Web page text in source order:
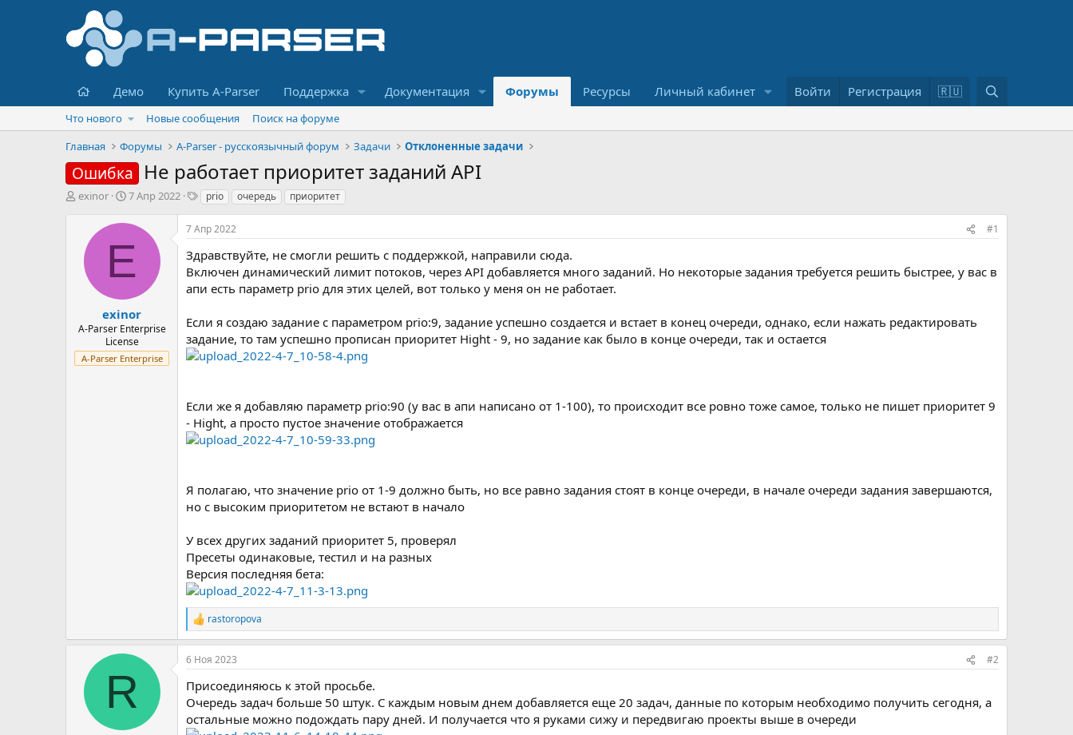
Главная
Демо Купить A-Parser Поддержка Документация Форумы Ресурсы Личный кабинет Войти Регистрация 🇷🇺
о
Что нового Новые сообщения
Поиск на форуме
Главная
Форумы A-Parser - русскоязычный форум Задачи Отклоненные задачи
Ошибка Не работает приоритет заданий API
А
exinor
Д
т
н
а
ч
а
л
а
7 Апр 2022
Т
г
и
prio очередь приоритет
E
exinor
A-Parser Enterprise
License
A-Parser Enterprise
7 Апр 2022 #1
Здравствуйте, не смогли решить с поддержкой, направили сюда.
Включен динамический лимит потоков, через API добавляется много заданий. Но некоторые задания требуется решить быстрее, у вас в
апи есть параметр prio для этих целей, вот только у меня он не работает.
Если я создаю задание с параметром prio:9, задание успешно создается и встает в конец очереди, однако, если нажать редактировать
задание, то там успешно прописан приоритет Hight - 9, но задание как было в конце очереди, так и остается
Если же я добавляю параметр prio:90 (у вас в апи написано от 1-100), то происходит все ровно тоже самое, только не пишет приоритет 9
- Hight, а просто пустое значение отображается
Я полагаю, что значение prio от 1-9 должно быть, но все равно задания стоят в конце очереди, в начале очереди задания завершаются,
но с высоким приоритетом не встают в начало
У всех других заданий приоритет 5, проверял
Пресеты одинаковые, тестил и на разных
Версия последняя бета:
Р
е
а
к
и
и
rastoropova
R
6 Ноя 2023 #2
Присоединяюсь к этой просьбе.
Очередь задач больше 50 штук. С каждым новым днем добавляется еще 20 задач, данные по которым необходимо получить сегодня, а
остальные можно подождать пару дней. И получается что я руками сижу и передвигаю проекты выше в очереди